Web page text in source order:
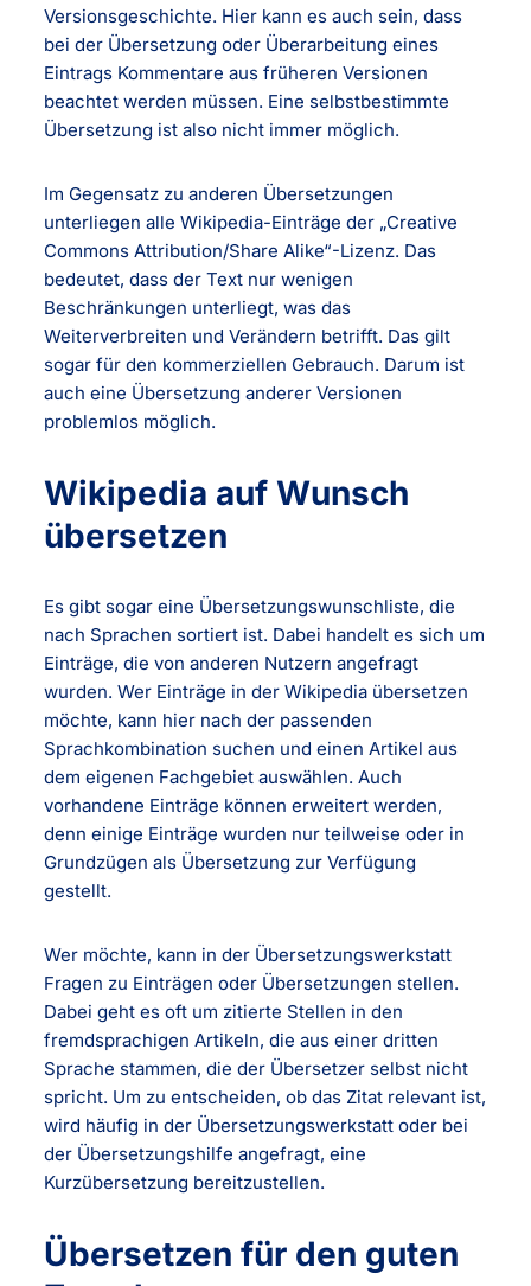
Versionsgeschichte. Hier kann es auch sein, dass
bei der Übersetzung oder Überarbeitung eines
Eintrags Kommentare aus früheren Versionen
beachtet werden müssen. Eine selbstbestimmte
Übersetzung ist also nicht immer möglich.
Im Gegensatz zu anderen Übersetzungen
unterliegen alle Wikipedia-Einträge der „Creative
Commons Attribution/Share Alike“-Lizenz. Das
bedeutet, dass der Text nur wenigen
Beschränkungen unterliegt, was das
Weiterverbreiten und Verändern betrifft. Das gilt
sogar für den kommerziellen Gebrauch. Darum ist
auch eine Übersetzung anderer Versionen
problemlos möglich.
Wikipedia auf Wunsch
übersetzen
Es gibt sogar eine Übersetzungswunschliste, die
nach Sprachen sortiert ist. Dabei handelt es sich um
Einträge, die von anderen Nutzern angefragt
wurden. Wer Einträge in der Wikipedia übersetzen
möchte, kann hier nach der passenden
Sprachkombination suchen und einen Artikel aus
dem eigenen Fachgebiet auswählen. Auch
vorhandene Einträge können erweitert werden,
denn einige Einträge wurden nur teilweise oder in
Grundzügen als Übersetzung zur Verfügung
gestellt.
Wer möchte, kann in der Übersetzungswerkstatt
Fragen zu Einträgen oder Übersetzungen stellen.
Dabei geht es oft um zitierte Stellen in den
fremdsprachigen Artikeln, die aus einer dritten
Sprache stammen, die der Übersetzer selbst nicht
spricht. Um zu entscheiden, ob das Zitat relevant ist,
wird häufig in der Übersetzungswerkstatt oder bei
der Übersetzungshilfe angefragt, eine
Kurzübersetzung bereitzustellen.
Übersetzen für den guten